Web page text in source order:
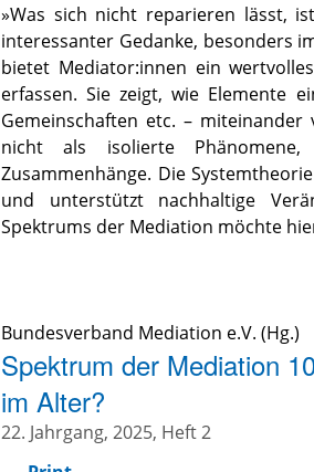
»Was sich nicht reparieren lässt,
interessanter Gedanke, besonders
bietet Mediator:innen ein
erfassen. Sie zeigt, wie Elemente
Gemeinschaften etc. –
nicht als isolierte
Zusammenhänge. Die
und unterstützt nachhaltige
Spektrums der Mediation möchte
Bundesverband Mediation e.V. (Hg.)
Spektrum der Mediation
im Alter?
22. Jahrgang, 2025, Heft 2